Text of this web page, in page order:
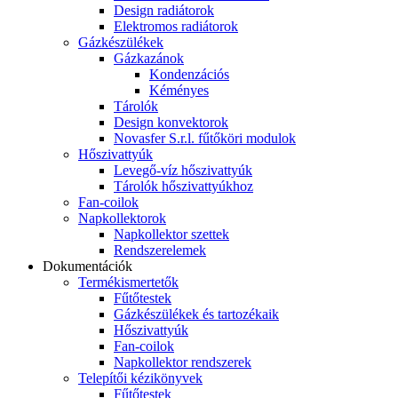
Design radiátorok
Elektromos radiátorok
Gázkészülékek
Gázkazánok
Kondenzációs
Kéményes
Tárolók
Design konvektorok
Novasfer S.r.l. fűtőköri modulok
Hőszivattyúk
Levegő-víz hőszivattyúk
Tárolók hőszivattyúkhoz
Fan-coilok
Napkollektorok
Napkollektor szettek
Rendszerelemek
Dokumentációk
Termékismertetők
Fűtőtestek
Gázkészülékek és tartozékaik
Hőszivattyúk
Fan-coilok
Napkollektor rendszerek
Telepítői kézikönyvek
Fűtőtestek